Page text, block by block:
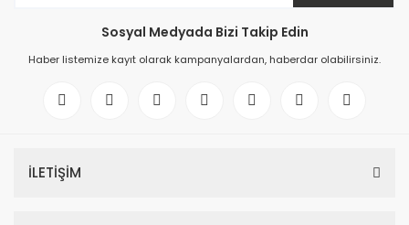
Sosyal Medyada Bizi Takip Edin
Haber listemize kayıt olarak kampanyalardan, haberdar olabilirsiniz.
İLETİŞİM